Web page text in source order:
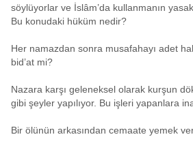
söylüyorlar ve İslâm’da kullanmanın
Bu konudaki hüküm nedir?
Her namazdan sonra musafahayı adet
bid’at mi?
Nazara karşı geleneksel olarak kurşun
gibi şeyler yapılıyor. Bu işleri yapanlara
Bir ölünün arkasından cemaate yemek